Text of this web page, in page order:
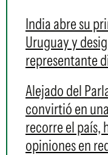
India abre su
Uruguay y
representante
Alejado del
convirtió en
recorre el país,
opiniones en